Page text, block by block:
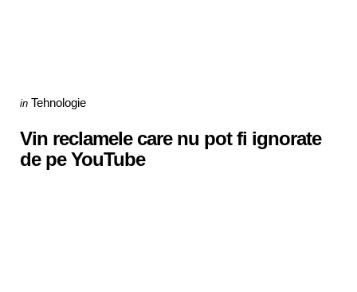
Categories
Posted
in Tehnologie
Vin reclamele care nu pot fi ignorate
de pe YouTube